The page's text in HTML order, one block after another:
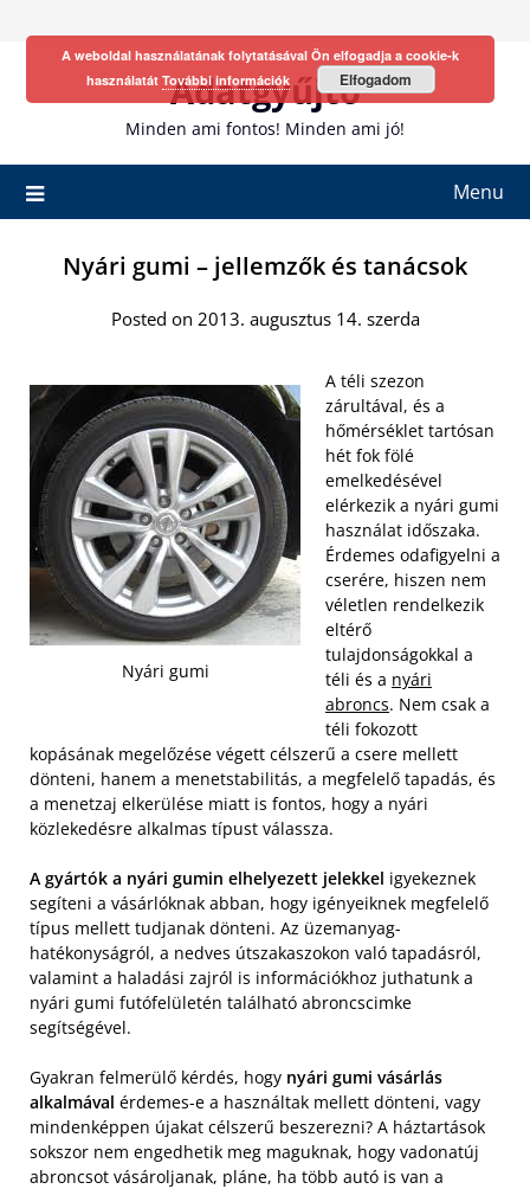
Adatgyűjtő
Minden ami fontos! Minden ami jó!
Menu
Nyári gumi – jellemzők és tanácsok
Posted on 2013. augusztus 14. szerda
Nyári gumi
A téli szezon
zárultával, és a
hőmérséklet tartósan
hét fok fölé
emelkedésével
elérkezik a nyári gumi
használat időszaka.
Érdemes odafigyelni a
cserére, hiszen nem
véletlen rendelkezik
eltérő
tulajdonságokkal a
téli és a nyári
abroncs. Nem csak a
téli fokozott
kopásának megelőzése végett célszerű a csere mellett
dönteni, hanem a menetstabilitás, a megfelelő tapadás, és
a menetzaj elkerülése miatt is fontos, hogy a nyári
közlekedésre alkalmas típust válassza.
A gyártók a nyári gumin elhelyezett jelekkel igyekeznek
segíteni a vásárlóknak abban, hogy igényeiknek megfelelő
típus mellett tudjanak dönteni. Az üzemanyag-
hatékonyságról, a nedves útszakaszokon való tapadásról,
valamint a haladási zajról is információkhoz juthatunk a
nyári gumi futófelületén található abroncscimke
segítségével.
Gyakran felmerülő kérdés, hogy nyári gumi vásárlás
alkalmával érdemes-e a használtak mellett dönteni, vagy
mindenképpen újakat célszerű beszerezni? A háztartások
sokszor nem engedhetik meg maguknak, hogy vadonatúj
abroncsot vásároljanak, pláne, ha több autó is van a
A weboldal használatának folytatásával Ön elfogadja a cookie-k
használatát További információk Elfogadom